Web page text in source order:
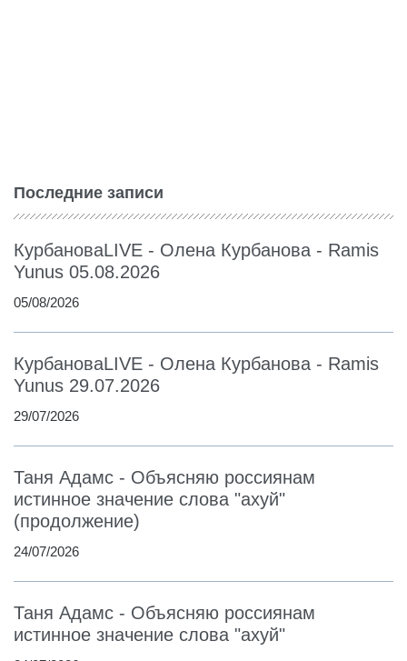
Последние записи
КурбановаLIVE - Олена Курбанова - Ramis
Yunus 05.08.2026
05/08/2026
КурбановаLIVE - Олена Курбанова - Ramis
Yunus 29.07.2026
29/07/2026
Таня Адамс - Объясняю россиянам
истинное значение слова "ахуй"
(продолжение)
24/07/2026
Таня Адамс - Объясняю россиянам
истинное значение слова "ахуй"